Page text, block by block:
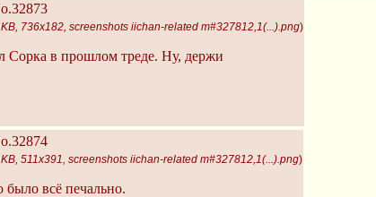
736x182, screenshots iichan-related m#327812,1(...).png)
Сорка в прошлом треде. Ну, держи
511x391, screenshots iichan-related m#327812,1(...).png)
было всё печально.